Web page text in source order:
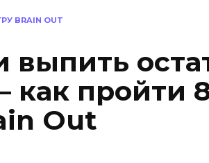
BRAIN OUT
выпить
как пройти
Out